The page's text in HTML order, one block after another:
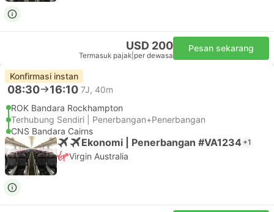
USD 200
Termasuk pajak per dewasa
Pesan sekarang
Konfirmasi instan
08:30 16:10 7J, 40m
ROK Bandara Rockhampton
Terhubung Sendiri | Penerbangan+Penerbangan
CNS Bandara Cairns
Ekonomi | Penerbangan #VA1234 +1
Virgin Australia